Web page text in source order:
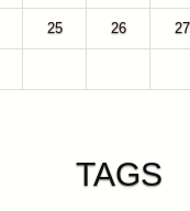
25 26 27
TAGS